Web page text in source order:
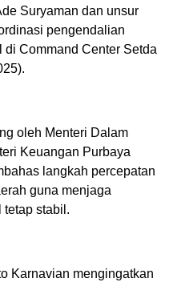
Suryaman dan unsur
pengendalian
Command Center Setda
oleh Menteri Dalam
Keuangan Purbaya
langkah percepatan
guna menjaga
tetap stabil.
Karnavian mengingatkan